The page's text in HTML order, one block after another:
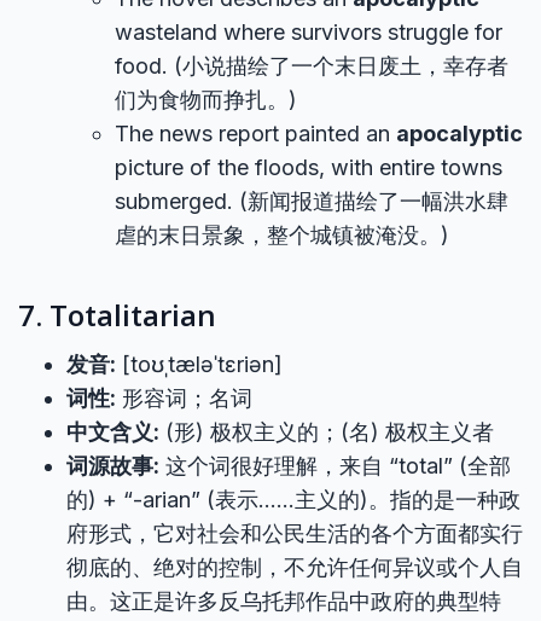
wasteland where survivors struggle for
food. (小说描绘了一个末日废土，幸存者
们为食物而挣扎。)
The news report painted an apocalyptic
picture of the floods, with entire towns
submerged. (新闻报道描绘了一幅洪水肆
虐的末日景象，整个城镇被淹没。)
7. Totalitarian
发音: [toʊˌtæləˈtɛriən]
词性: 形容词；名词
中文含义: (形) 极权主义的；(名) 极权主义者
词源故事: 这个词很好理解，来自 “total” (全部
的) + “-arian” (表示……主义的)。指的是一种政
府形式，它对社会和公民生活的各个方面都实行
彻底的、绝对的控制，不允许任何异议或个人自
由。这正是许多反乌托邦作品中政府的典型特